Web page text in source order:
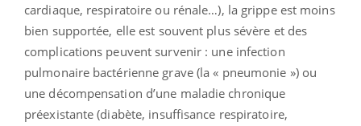
cardiaque, respiratoire ou rénale…), la grippe est moins
bien supportée, elle est souvent plus sévère et des
complications peuvent survenir : une infection
pulmonaire bactérienne grave (la « pneumonie ») ou
une décompensation d’une maladie chronique
préexistante (diabète, insuffisance respiratoire,